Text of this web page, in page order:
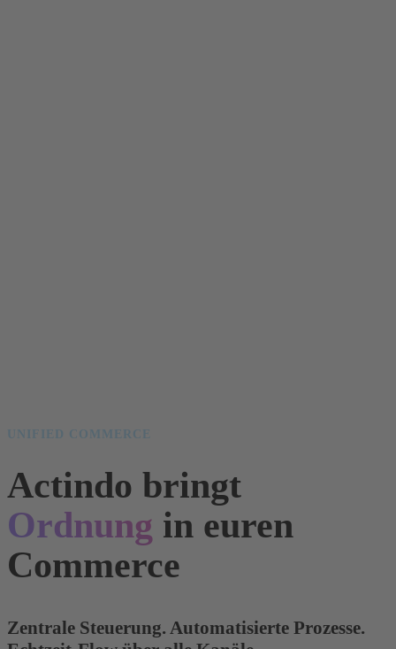
UNIFIED COMMERCE
Actindo bringt
Ordnung in euren
Commerce
Zentrale Steuerung. Automatisierte Prozesse.